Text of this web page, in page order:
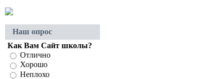
Наш опрос
Как Вам Сайт школы?
Отлично
Хорошо
Неплохо